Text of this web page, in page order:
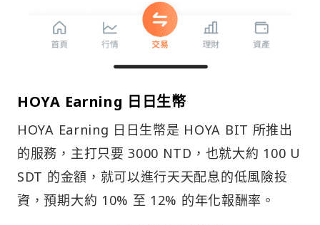
HOYA Earning 日日生幣
HOYA Earning 日日生幣是 HOYA BIT 所推出
的服務，主打只要 3000 NTD，也就大約 100 U
SDT 的金額，就可以進行天天配息的低風險投
資，預期大約 10% 至 12% 的年化報酬率。